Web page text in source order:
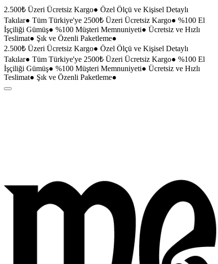
2.500₺ Üzeri Ücretsiz Kargo● Özel Ölçü ve Kişisel Detaylı
Takılar● Tüm Türkiye'ye 2500₺ Üzeri Ücretsiz Kargo● %100 El
İşçiliği Gümüş● %100 Müşteri Memnuniyeti● Ücretsiz ve Hızlı
Teslimat● Şık ve Özenli Paketleme●
2.500₺ Üzeri Ücretsiz Kargo● Özel Ölçü ve Kişisel Detaylı
Takılar● Tüm Türkiye'ye 2500₺ Üzeri Ücretsiz Kargo● %100 El
İşçiliği Gümüş● %100 Müşteri Memnuniyeti● Ücretsiz ve Hızlı
Teslimat● Şık ve Özenli Paketleme●